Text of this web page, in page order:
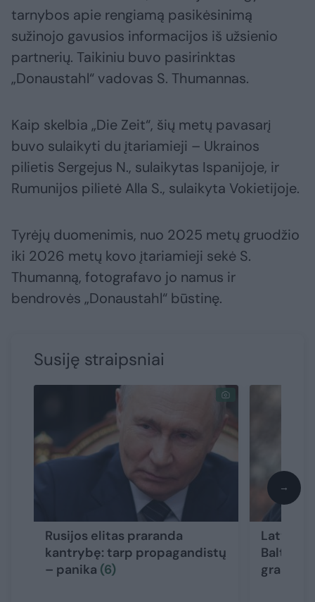
tarnybos apie rengiamą pasikėsinimą
sužinojo gavusios informacijos iš užsienio
partnerių. Taikiniu buvo pasirinktas
„Donaustahl“ vadovas S. Thumannas.
Kaip skelbia „Die Zeit“, šių metų pavasarį
buvo sulaikyti du įtariamieji – Ukrainos
pilietis Sergejus N., sulaikytas Ispanijoje, ir
Rumunijos pilietė Alla S., sulaikyta Vokietijoje.
Tyrėjų duomenimis, nuo 2025 metų gruodžio
iki 2026 metų kovo įtariamieji sekė S.
Thumanną, fotografavo jo namus ir
bendrovės „Donaustahl“ būstinę.
Susiję straipsniai
Rusijos elitas praranda
kantrybę: tarp propagandistų
– panika (6)
Latvijai
→